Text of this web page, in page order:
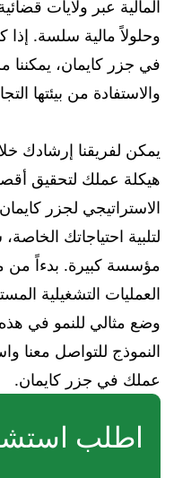
اطلب
المالية عبر ولايات
وحلولاً مالية سلسة.
في جزر كايمان، يمكننا
والاستفادة من بيئتها
يمكن لفريقنا إرشادك
هيكلة عملك لتحقيق
الاستراتيجي لجزر
لتلبية احتياجاتك
مؤسسة كبيرة. بدءاً من
العمليات التشغيلية
وضع مثالي للنمو في هذه
النموذج للتواصل معنا
عملك في جزر كايمان.